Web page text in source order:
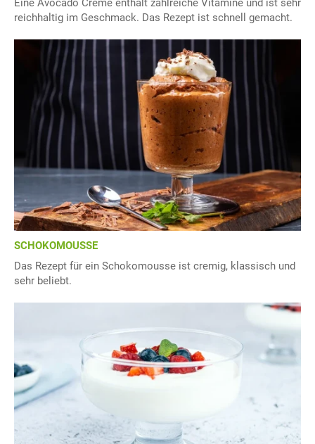
Eine Avocado Creme enthält zahlreiche Vitamine und ist sehr
reichhaltig im Geschmack. Das Rezept ist schnell gemacht.
SCHOKOMOUSSE
Das Rezept für ein Schokomousse ist cremig, klassisch und
sehr beliebt.